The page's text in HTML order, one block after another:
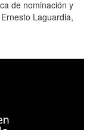
de nominación y
Laguardia,